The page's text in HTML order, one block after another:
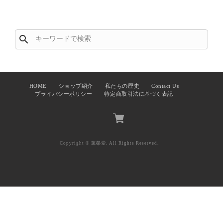
search
HOME ショップ紹介 私たちの歴史
Contact Us
プライバシーポリシー
特定商取引法に基づく表記
Copyright © 萬榮堂. All Rights Reserved.